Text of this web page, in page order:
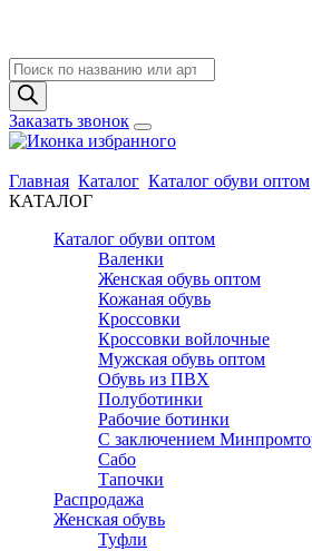
Поиск
товаров
Заказать звонок
Главная Каталог Каталог обуви оптом
КАТАЛОГ
Каталог обуви оптом
Валенки
Женская обувь оптом
Кожаная обувь
Кроссовки
Кроссовки войлочные
Мужская обувь оптом
Обувь из ПВХ
Полуботинки
Рабочие ботинки
С заключением
Сабо
Тапочки
Распродажа
Женская обувь
Туфли